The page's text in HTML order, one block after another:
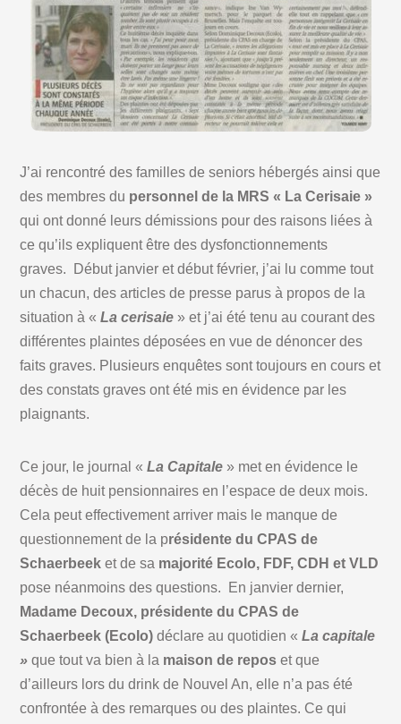
J’ai rencontré des familles de seniors hébergés ainsi que
des membres du personnel de la MRS « La Cerisaie »
qui ont donné leurs démissions pour des raisons liées à
ce qu’ils expliquent être des dysfonctionnements
graves. Début janvier et début février, j’ai lu comme tout
un chacun, des articles de presse parus à propos de la
situation à «La cerisaie » et j’ai été tenu au courant des
différentes plaintes déposées en vue de dénoncer des
faits graves. Plusieurs enquêtes sont toujours en cours et
des constats graves ont été mis en évidence par les
plaignants.
Ce jour, le journal « La Capitale » met en évidence le
décès de huit pensionnaires en l’espace de deux mois.
Cela peut effectivement arriver mais le manque de
questionnement de la présidente du CPAS de
Schaerbeek et de sa majorité Ecolo, FDF, CDH et VLD
pose néanmoins des questions. En janvier dernier,
Madame Decoux, présidente du CPAS de
Schaerbeek (Ecolo) déclare au quotidien «La capitale
» que tout va bien à la maison de repos et que
d’ailleurs lors du drink de Nouvel An, elle n’a pas été
confrontée à des remarques ou des plaintes. Ce qui